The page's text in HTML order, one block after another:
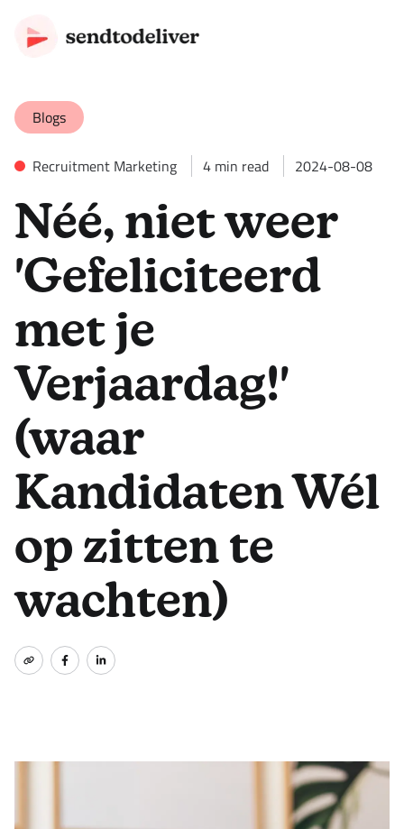
Blogs
Recruitment Marketing 4 min read 2024-08-08
Néé, niet weer
'Gefeliciteerd
met je
Verjaardag!'
(waar
Kandidaten Wél
op zitten te
wachten)